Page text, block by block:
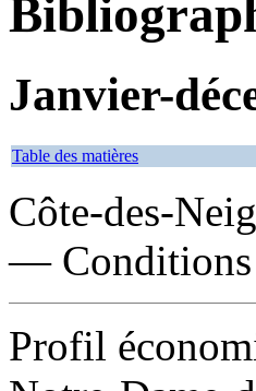
Janvier-
Table des matières
Côte-des-
— Conditions
Profil